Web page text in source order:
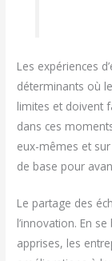
Les expériences
déterminants où
limites et doivent
dans ces
eux-mêmes et
de base pour
Le partage des
l’innovation. En
apprises, les